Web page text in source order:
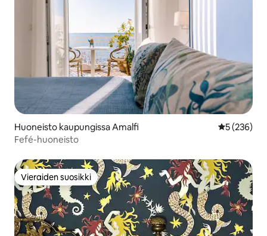
Huoneisto kaupungissa Amalfi
5 (236)
Fefé-huoneisto
Vieraiden suosikki
Vieraiden suosikki